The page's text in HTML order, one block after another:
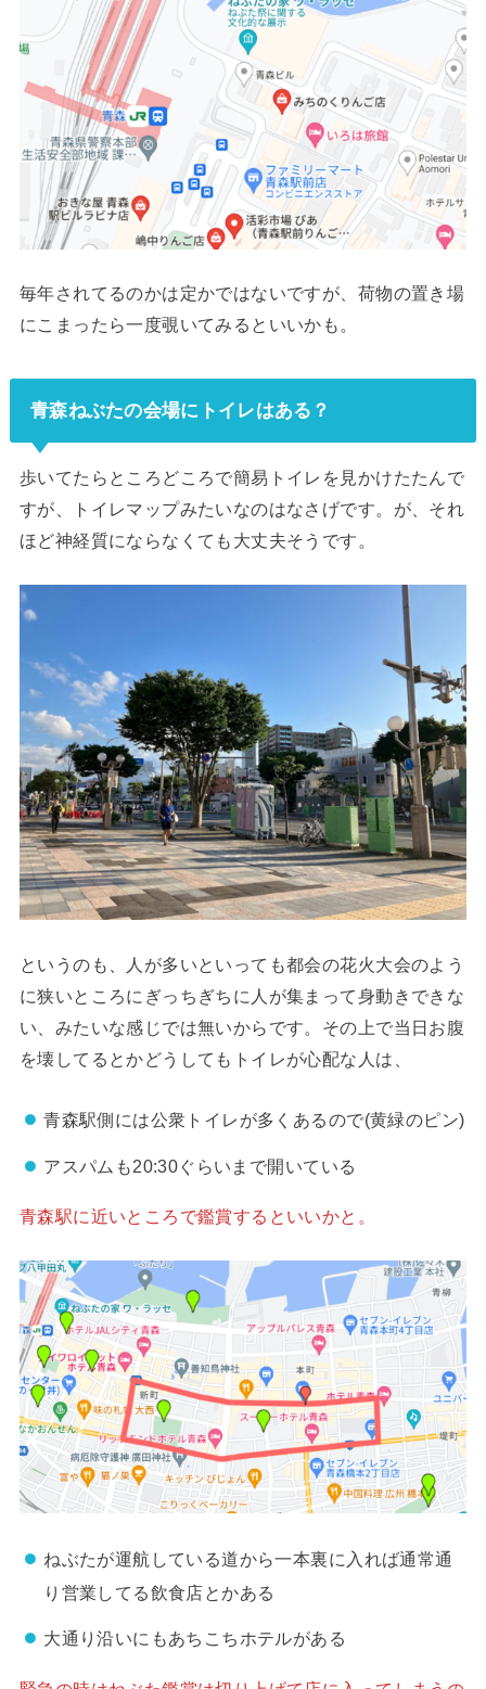
毎年されてるのかは定かではないですが、荷物の置き場
にこまったら一度覗いてみるといいかも。
青森ねぶたの会場にトイレはある？
歩いてたらところどころで簡易トイレを見かけたたんで
すが、トイレマップみたいなのはなさげです。が、それ
ほど神経質にならなくても大丈夫そうです。
というのも、人が多いといっても都会の花火大会のよう
に狭いところにぎっちぎちに人が集まって身動きできな
い、みたいな感じでは無いからです。その上で当日お腹
を壊してるとかどうしてもトイレが心配な人は、
青森駅側には公衆トイレが多くあるので(黄緑のピン)
アスパムも20:30ぐらいまで開いている
青森駅に近いところで鑑賞するといいかと。
ねぶたが運航している道から一本裏に入れば通常通
り営業してる飲食店とかある
大通り沿いにもあちこちホテルがある